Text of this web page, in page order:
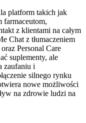
platform takich jak
z klientami na całym
Chat z tłumaczeniem
Personal Care
suplementy, ale
zaufaniu i
silnego rynku
nowe możliwości
na zdrowie ludzi na